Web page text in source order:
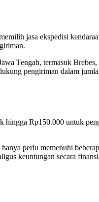
jasa ekspedisi
Tengah, termasuk
pengiriman dalam
hingga Rp150.000 untuk
perlu memenuhi
keuntungan secara